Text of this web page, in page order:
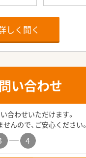
しく聞く
い合わせ
合わせいただけます。
んので、ご安心ください。
4